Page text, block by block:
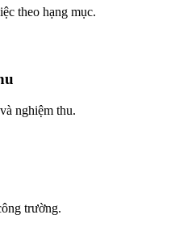
theo hạng mục.
nghiệm thu.
trường.